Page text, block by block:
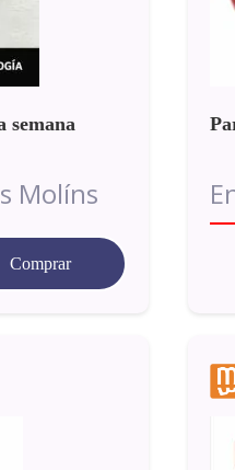
semana
Molíns
Comprar